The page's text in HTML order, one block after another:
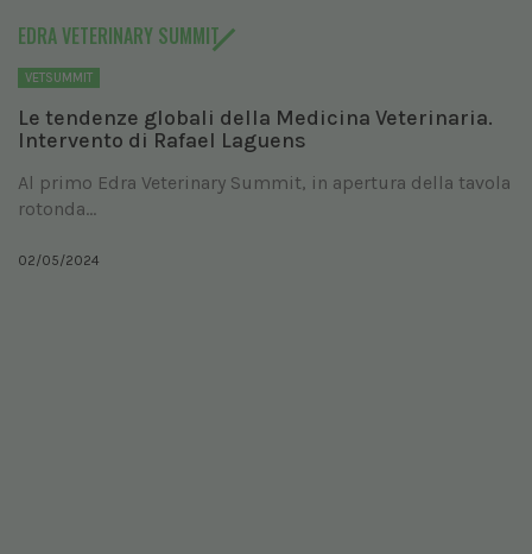
EDRA VETERINARY SUMMIT
VETSUMMIT
Le tendenze globali della Medicina Veterinaria.
Intervento di Rafael Laguens
Al primo Edra Veterinary Summit, in apertura della tavola
rotonda...
02/05/2024